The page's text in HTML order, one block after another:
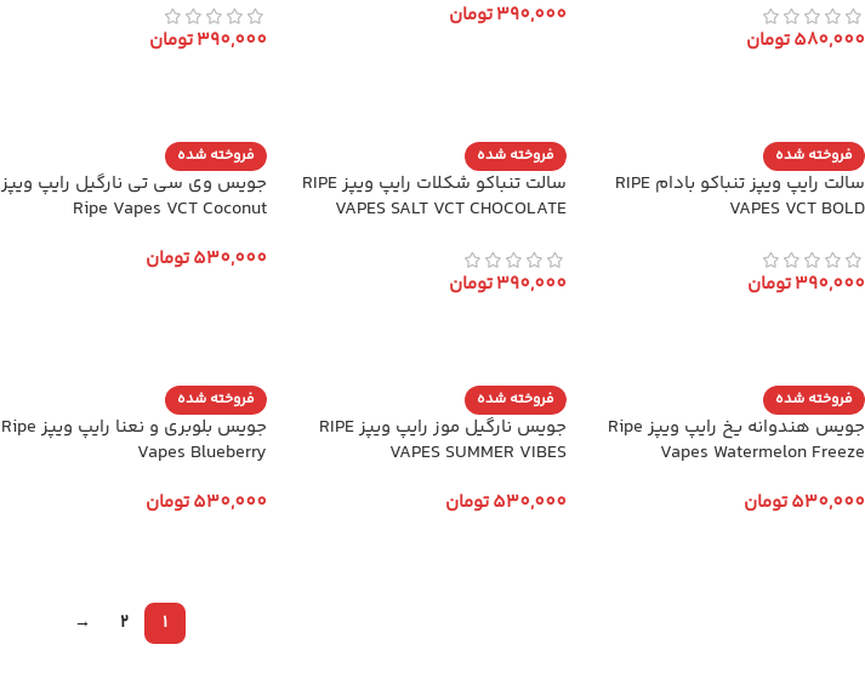
580,000تومان
390,000تومان
390,000تومان
فروخته شده
سالت رایپ ویپز تنباکو بادام RIPE
VAPES VCT BOLD
390,000تومان
فروخته شده
سالت تنباکو شکلات رایپ ویپز RIPE
VAPES SALT VCT CHOCOLATE
390,000تومان
فروخته شده
جویس وی سی تی نارگیل رایپ ویپز
Ripe Vapes VCT Coconut
530,000تومان
فروخته شده
جویس هندوانه یخ رایپ ویپز Ripe
Vapes Watermelon Freeze
530,000تومان
فروخته شده
جویس نارگیل موز رایپ ویپز RIPE
VAPES SUMMER VIBES
530,000تومان
فروخته شده
جویس بلوبری و نعنا رایپ ویپز Ripe
Vapes Blueberry
530,000تومان
1
2
→